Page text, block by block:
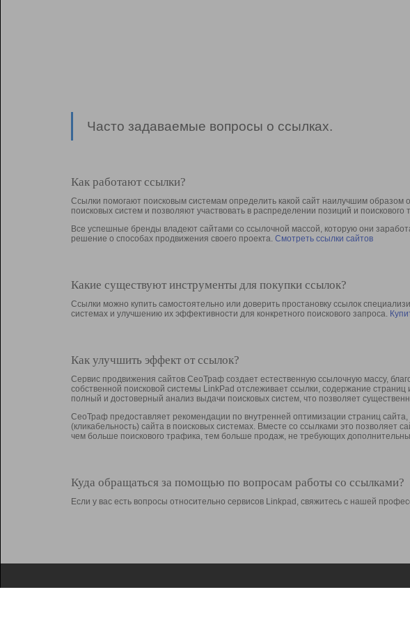
Часто задаваемые вопросы о ссылках.
Как работают ссылки?
Ссылки помогают поисковым системам определить какой сайт наилучшим образом
поисковых систем и позволяют участвовать в раcпределении позиций и поискового
Все успешные бренды владеют сайтами со ссылочной массой, которую они
решение о способах продвижения своего проекта. Смотреть ссылки сайтов
Какие существуют инструменты для покупки ссылок?
Ссылки можно купить самостоятельно или доверить простановку ссылок
системах и улучшению их эффективности для конкретного поискового запроса.
Как улучшить эффект от ссылок?
Сервис продвижения сайтов СеоТраф создает естественную ссылочную массу,
собственной поисковой системы LinkPad отслеживает ссылки, содержание
полный и достоверный анализ выдачи поисковых систем, что позволяет
СеоТраф предоставляет рекомендации по внутренней оптимизации страниц
(кликабельность) сайта в поисковых системах. Вместе со ссылками это позволяет
чем больше поискового трафика, тем больше продаж, не требующих
Куда обращаться за помощью по вопросам работы со ссылками?
Если у вас есть вопросы относительно сервисов Linkpad, свяжитесь с нашей